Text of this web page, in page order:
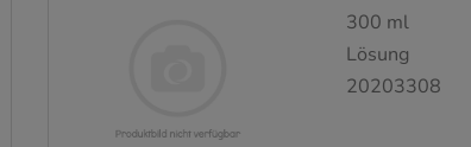
300 ml
Lösung
20203308